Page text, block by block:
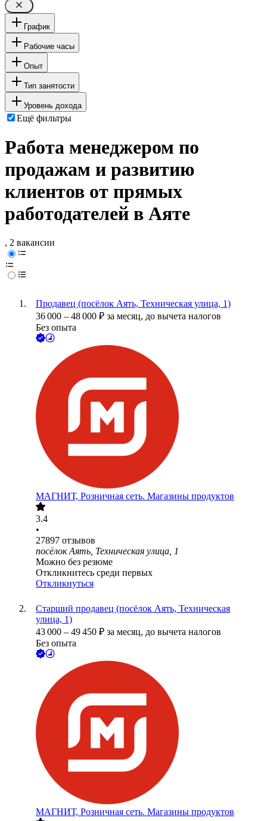
График
Рабочие часы
Опыт
Тип занятости
Уровень дохода
Ещё фильтры
Работа менеджером по
продажам и развитию
клиентов от прямых
работодателей в Аяте
, 2 вакансии
Продавец (посёлок Аять, Техническая улица, 1)
36 000 – 48 000 ₽ за месяц, до вычета налогов
Без опыта
МАГНИТ, Розничная сеть. Магазины продуктов
3.4
•
27897 отзывов
посёлок Аять, Техническая улица, 1
Можно без резюме
Откликнитесь среди первых
Откликнуться
Старший продавец (посёлок Аять, Техническая
улица, 1)
43 000 – 49 450 ₽ за месяц, до вычета налогов
Без опыта
МАГНИТ, Розничная сеть. Магазины продуктов